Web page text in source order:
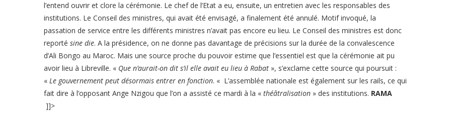
l’entend ouvrir et clore la cérémonie. Le chef de l’Etat a eu, ensuite, un entretien avec les responsables des
institutions. Le Conseil des ministres, qui avait été envisagé, a finalement été annulé. Motif invoqué, la
passation de service entre les différents ministres n’avait pas encore eu lieu. Le Conseil des ministres est donc
reporté sine die. A la présidence, on ne donne pas davantage de précisions sur la durée de la convalescence
d’Ali Bongo au Maroc. Mais une source proche du pouvoir estime que l’essentiel est que la cérémonie ait pu
avoir lieu à Libreville. « Que n’aurait-on dit s’il elle avait eu lieu à Rabat », s’exclame cette source qui poursuit :
« Le gouvernement peut désormais entrer en fonction. « L’assemblée nationale est également sur les rails, ce qui
fait dire à l’opposant Ange Nzigou que l’on a assisté ce mardi à la « théâtralisation » des institutions. RAMA
]]>